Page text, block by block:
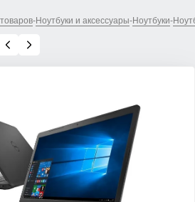
-Ноутбуки и аксессуары-Ноутбуки-